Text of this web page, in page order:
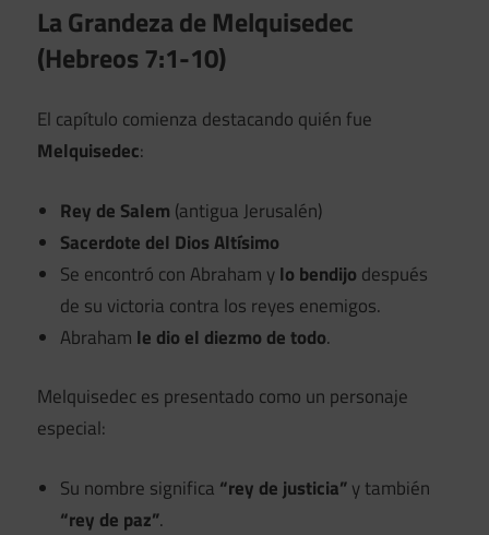
La Grandeza de Melquisedec
(Hebreos 7:1-10)
El capítulo comienza destacando quién fue
Melquisedec:
Rey de Salem (antigua Jerusalén)
Sacerdote del Dios Altísimo
Se encontró con Abraham ylo bendijo después
de su victoria contra los reyes enemigos.
Abraham le dio el diezmo de todo.
Melquisedec es presentado como un personaje
especial:
Su nombre significa “rey de justicia”y también
“rey de paz”.